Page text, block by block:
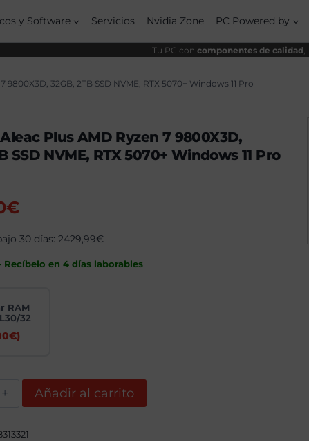
y Software Servicios Nvidia Zone PC Powered by
Tu PC con componentes de calidad,
32GB, 2TB SSD NVME, RTX 5070+ Windows 11 Pro
Plus AMD Ryzen 7 9800X3D,
SSD NVME, RTX 5070+ Windows 11 Pro
€El
actual
es:
30 días: 2429,99€
Recíbelo en 4 días laborables
RAM
32
€)
Añadir al carrito
era:
2984,90€.
es:
2499,90€.